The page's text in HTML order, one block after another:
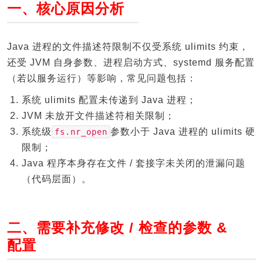
一、核心原因分析
Java 进程的文件描述符限制不仅受系统 ulimits 约束，
还受 JVM 自身参数、进程启动方式、systemd 服务配置
（若以服务运行）等影响，常见问题包括：
系统 ulimits 配置未传递到 Java 进程；
JVM 未放开文件描述符相关限制；
系统级 fs.nr_open 参数小于 Java 进程的 ulimits 硬
限制；
Java 程序本身存在文件 / 套接字未关闭的泄漏问题
（代码层面）。
二、需要补充修改 / 检查的参数 &
配置